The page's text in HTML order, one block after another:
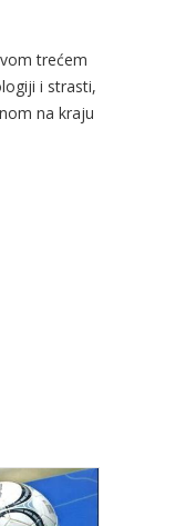
trećem
i strasti,
na kraju